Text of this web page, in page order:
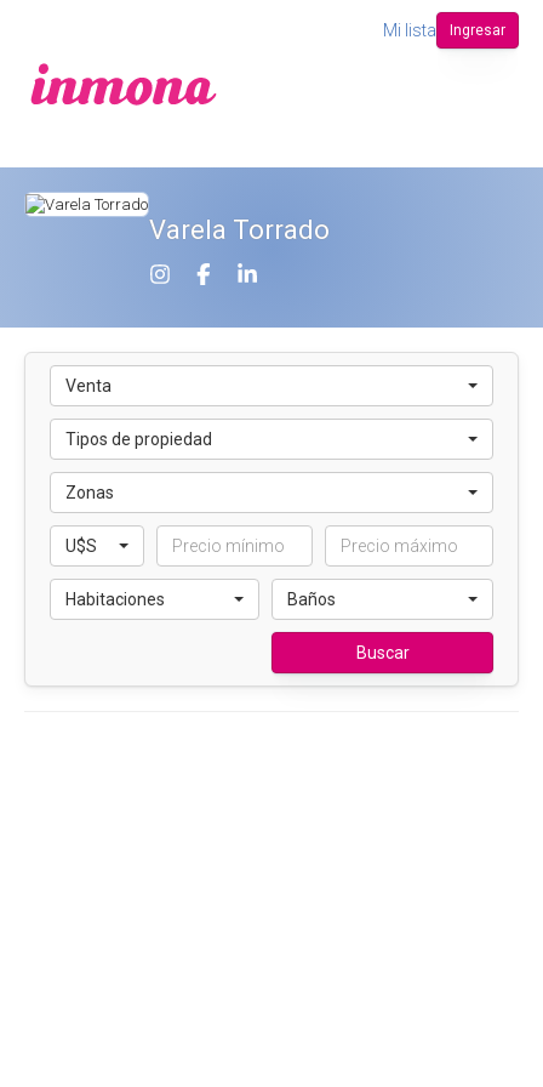
Mi lista Ingresar
Varela Torrado
Venta
Tipos de propiedad
Zonas
U$S
Habitaciones Baños
Buscar